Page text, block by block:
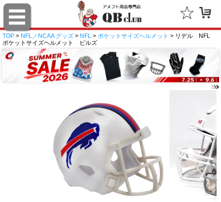
TOP > NFL／NCAA グッズ > NFL > ポケットサイズヘルメット > リデル NFL
ポケットサイズヘルメット ビルズ